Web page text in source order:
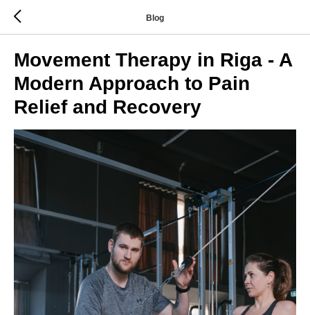
Blog
Movement Therapy in Riga - A
Modern Approach to Pain
Relief and Recovery